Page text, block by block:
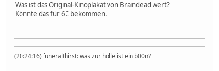
Was ist das Original-Kinoplakat von Braindead wert?
Könnte das für 6€ bekommen.
(20:24:16) funeralthirst: was zur hölle ist ein b00n?